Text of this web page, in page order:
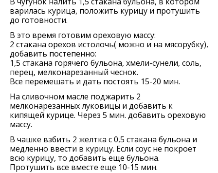
варилась курица, положить курицу и протушить
до готовности.
В это время готовим ореховую массу:
2 стакана орехов истолочь( можно и на мясорубку),
добавить постепенно:
1,5 стакана горячего бульона, хмели-сунели, соль,
перец, мелконарезанный чеснок.
Все перемешать и дать постоять 15-20 мин.
На сливочном масле поджарить 2
мелконарезанных луковицы и добавить к
кипящей курице. Через 5 мин. добавить ореховую
массу.
В чашке взбить 2 желтка с 0,5 стакана бульона и
медленно ввести в курицу. Если соус не покроет
всю курицу, то добавить еще бульона.
Протушить все вместе еще 10-15 мин.